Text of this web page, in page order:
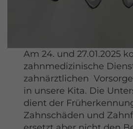
Am 24. und 27.01.2025
zahnmedizinische
zahnärztlichen
in unsere Kita. Die
dient der
Zahnschäden und